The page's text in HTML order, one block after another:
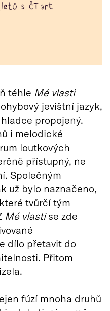
téhle Mé vlasti
jevištní jazyk,
propojený.
i melodické
loutkových
přístupný, ne
Společným
už bylo naznačeno,
tvůrčí tým
Mé vlastise zde
dílo přetavit do
Přitom
fúzí mnoha druhů